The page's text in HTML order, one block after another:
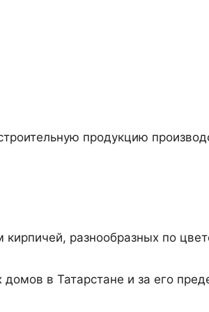
продукцию
разнообразных по
в Татарстане и за его